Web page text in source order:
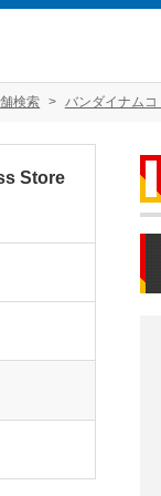
検索 バンダイナム
Store